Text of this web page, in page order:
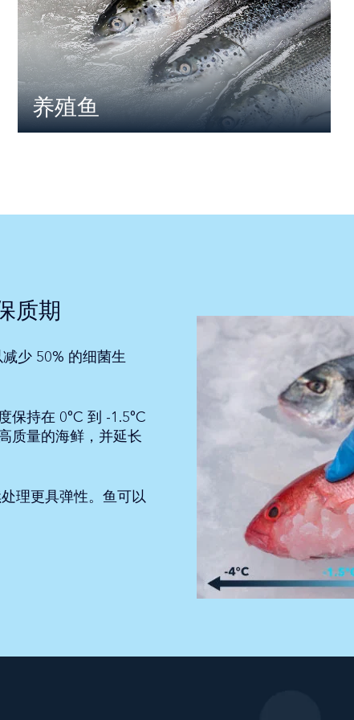
养殖鱼
质期
少 50% 的细菌生
保持在 0°C 到 -1.5°C
质量的海鲜，并延长
理更具弹性。鱼可以